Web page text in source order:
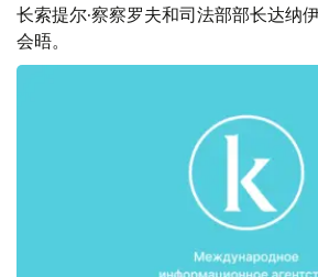
长索提尔·察察罗夫和司法部部长达纳
会晤。